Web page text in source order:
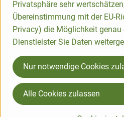
Hersteller: Voelkel
DV
Voelkel GmbH
D 29478 Höhbeck
In unserer familiengeführten
Deutschlands machen wir Saft
Privatsphäre sehr
Übereinstimmung mit der EU-
Privacy) die Möglichkeit
Dienstleister Sie Daten
Nur notwendige Cookies
Alle Cookies zulassen